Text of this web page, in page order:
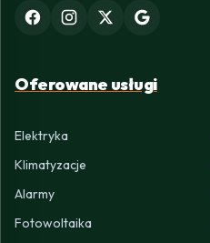
Oferowane usługi
Elektryka
Klimatyzacje
Alarmy
Fotowoltaika